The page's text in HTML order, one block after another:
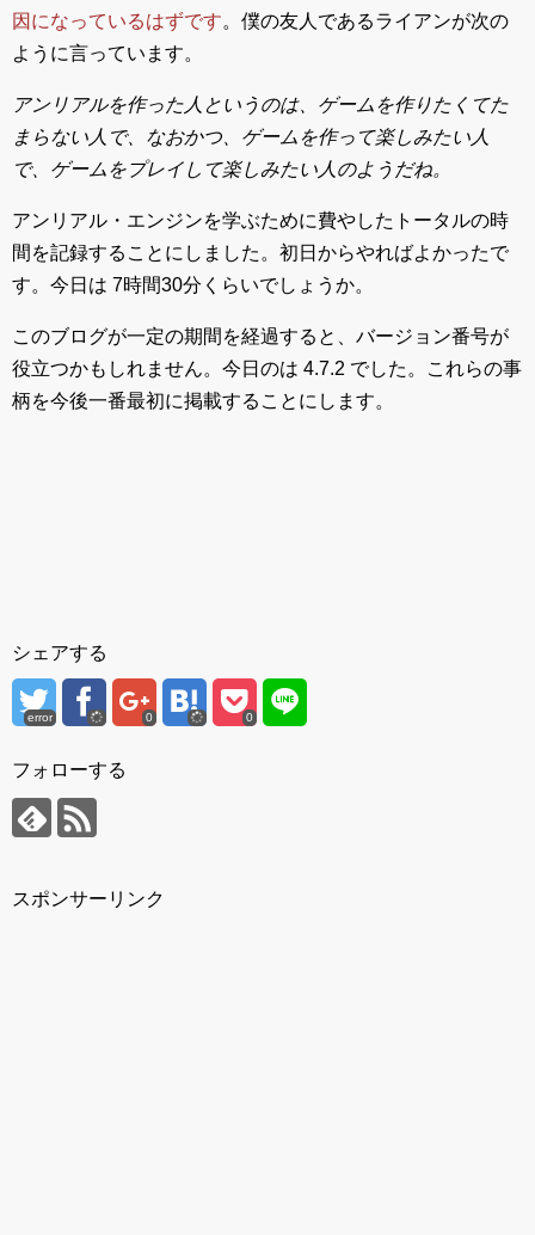
因になっているはずです。僕の友人であるライアンが次の
ように言っています。
アンリアルを作った人というのは、ゲームを作りたくてた
まらない人で、なおかつ、ゲームを作って楽しみたい人
で、ゲームをプレイして楽しみたい人のようだね。
アンリアル・エンジンを学ぶために費やしたトータルの時
間を記録することにしました。初日からやればよかったで
す。今日は 7時間30分くらいでしょうか。
このブログが一定の期間を経過すると、バージョン番号が
役立つかもしれません。今日のは 4.7.2 でした。これらの事
柄を今後一番最初に掲載することにします。
シェアする
error 0 0
フォローする
スポンサーリンク